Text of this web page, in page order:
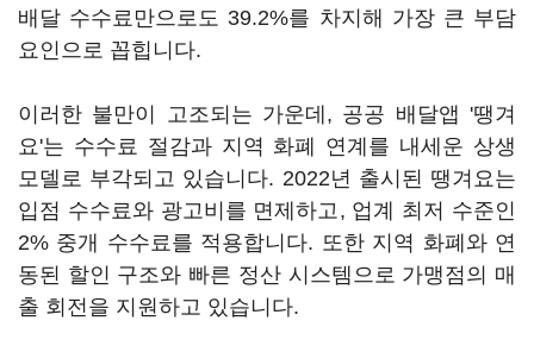
배달 수수료만으로도 39.2%를 차지해 가장 큰 부담
요인으로 꼽힙니다.
이러한 불만이 고조되는 가운데, 공공 배달앱 '땡겨
요'는 수수료 절감과 지역 화폐 연계를 내세운 상생
모델로 부각되고 있습니다. 2022년 출시된 땡겨요는
입점 수수료와 광고비를 면제하고, 업계 최저 수준인
2% 중개 수수료를 적용합니다. 또한 지역 화폐와 연
동된 할인 구조와 빠른 정산 시스템으로 가맹점의 매
출 회전을 지원하고 있습니다.